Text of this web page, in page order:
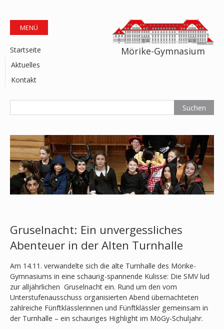
MENÜ
Mörike-Gymnasium
Startseite
Aktuelles
Kontakt
Gruselnacht: Ein unvergessliches
Abenteuer in der Alten Turnhalle
Am 14.11. verwandelte sich die alte Turnhalle des Mörike-
Gymnasiums in eine schaurig-spannende Kulisse: Die SMV lud
zur alljährlichen Gruselnacht ein. Rund um den vom
Unterstufenausschuss organisierten Abend übernachteten
zahlreiche Fünftklässlerinnen und Fünftklässler gemeinsam in
der Turnhalle – ein schauriges Highlight im MöGy-Schuljahr.